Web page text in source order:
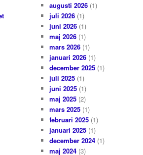
augusti 2026(1)
juli 2026(1)
juni 2026(1)
maj 2026(1)
mars 2026(1)
januari 2026(1)
december 2025(1)
juli 2025(1)
juni 2025(1)
maj 2025(2)
mars 2025(1)
februari 2025(1)
januari 2025(1)
december 2024(1)
maj 2024(3)